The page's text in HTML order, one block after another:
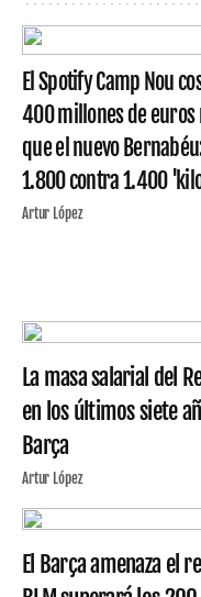
El Spotify Camp Nou
400 millones de euros
que el nuevo
1.800 contra 1.400
Artur López
La masa salarial del
en los últimos siete
Barça
Artur López
El Barça amenaza el